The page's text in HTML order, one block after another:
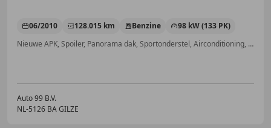
06/2010 128.015 km Benzine
98 kW (133 PK)
Nieuwe APK, Spoiler, Panorama dak, Sportonderstel, Airconditioning, Airbag bestuurder, Radio, Met onderhoudshistorie
Auto 99 B.V.
NL-5126 BA GILZE